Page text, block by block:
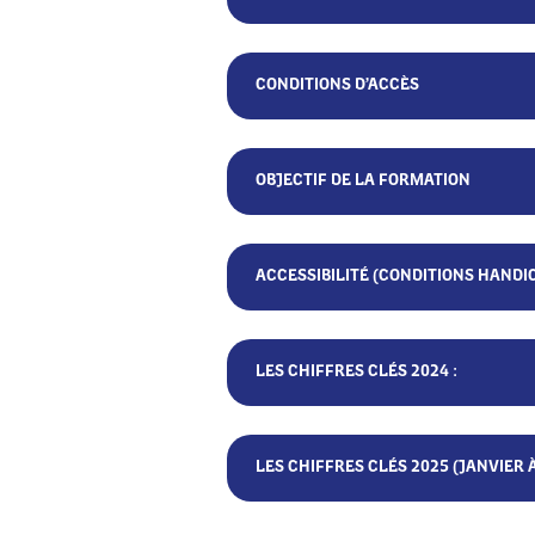
CONDITIONS D’ACCÈS
OBJECTIF DE LA FORMATION
ACCESSIBILITÉ (CONDITIONS
LES CHIFFRES CLÉS 2024 :
LES CHIFFRES CLÉS 2025 (JANVIER